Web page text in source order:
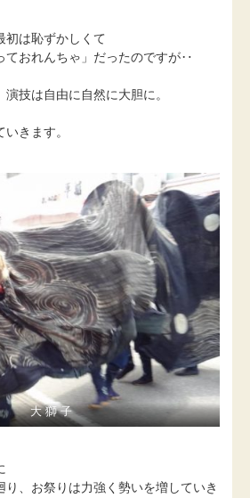
初は恥ずかしくて
ておれんちゃ」だったのですが‥
技は自由に自然に大胆に。
きます。
大 獅 子
り、お祭りは力強く勢いを増していき